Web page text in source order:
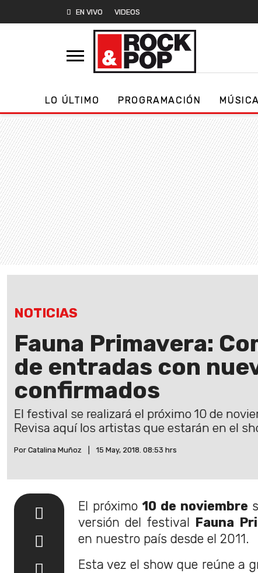
EN VIVO VIDEOS
LO ÚLTIMO PROGRAMACIÓN
NOTICIAS
Fauna Primavera:
de entradas con
confirmados
El festival se realizará el próximo 10 de
Revisa aquí los artistas que estarán en el
Por Catalina Muñoz 15 May, 2018. 08:53 hrs
El próximo10 de noviembre
versión del festival Fauna
en nuestro país desde el 2011.
Esta vez el show que reúne a